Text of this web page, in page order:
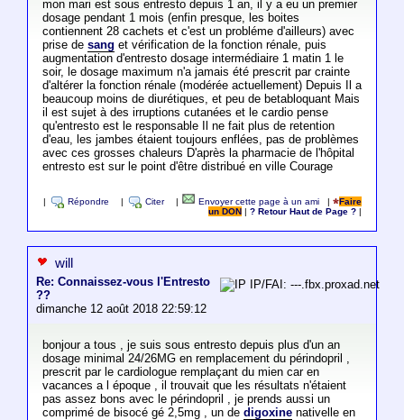
mon mari est sous entresto depuis 1 an, il y a eu un premier
dosage pendant 1 mois (enfin presque, les boites
contiennent 28 cachets et c'est un probléme d'ailleurs) avec
prise de sang et vérification de la fonction rénale, puis
augmentation d'entresto dosage intermédiaire 1 matin 1 le
soir, le dosage maximum n'a jamais été prescrit par crainte
d'altérer la fonction rénale (modérée actuellement) Depuis Il a
beaucoup moins de diurétiques, et peu de betabloquant Mais
il est sujet à des irruptions cutanées et le cardio pense
qu'entresto est le responsable Il ne fait plus de retention
d'eau, les jambes étaient toujours enflées, pas de problèmes
avec ces grosses chaleurs D'après la pharmacie de l'hôpital
entresto est sur le point d'être distribué en ville Courage
Répondre Citer Envoyer cette page à un ami |
Faire
un DON
|? Retour Haut de Page ?
will
Re: Connaissez-vous l'Entresto
??
dimanche 12 août 2018 22:59:12
IP/FAI: ---.fbx.proxad.net
bonjour a tous , je suis sous entresto depuis plus d'un an
dosage minimal 24/26MG en remplacement du périndopril ,
prescrit par le cardiologue remplaçant du mien car en
vacances a l époque , il trouvait que les résultats n'étaient
pas assez bons avec le périndopril , je prends aussi un
comprimé de bisocé gé 2,5mg , un de digoxinenativelle en